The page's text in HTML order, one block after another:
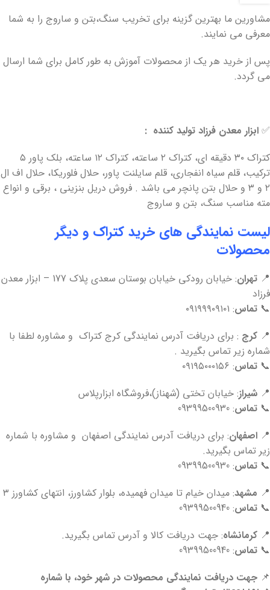
مشاورین ما بهترین گزینه برای تخریب سنگ،بتن و ساروج را به شما
معرفی می نمایند.
پس از خرید هر یک از محصولات آموزش به طور کامل برای شما ارسال
می گردد.
✅ ابزار معدن فرزاد تولید کننده :
کتراک ۳۰ دقیقه ای، کتراک ۲ ساعته، کتراک ۱۲ ساعته، بلک پاور ۵
ترکیب، قلم سیاه انفجاری، قلم سایلنت پاور، حلال فلوریکا، حلال اف ال
۲ و ۳ و حلال بتن پانچر می باشد . فروش دریل بنزینی ، برقی و انواع
مته مناسب سنگ، بتن و ساروج
لیست نمایندگی های خرید کتراک و دیگر
محصولات
📍 تهران
: خیابان رودکی خیابان بوستان سعدی پلاک 177 – ابزار معدن
فرزاد
📞 تماس: ۰۹۱۹۹۹۰۹۱۰۱
📍 کرج : برای دریافت آدرس نمایندگی کرج کتراک و مشاوره لطفا با
شماره زیر تماس بگیرید .
📞 تماس: ۰۹۱۹۵۰۰۰۱۵۶
📍 شیراز: خیابان تختی (شهناز)،فروشگاه ابزارپلاس
📞 تماس: 09399500930
📍 اصفهان: برای دریافت آدرس نمایندگی اصفهان و مشاوره با شماره
زیر تماس بگیرید.
📞 تماس: 09399500930
📍 مشهد: میدان خیام تا میدان فهمیده، بلوار کشاورز، انتهای کشاورز ۳
📞 تماس: 09399500940
📍 کرمانشاه: جهت دریافت کالا و آدرس تماس بگیرید.
📞 تماس: 09399500940
📌 جهت دریافت نمایندگی محصولات در شهر خود، با شماره